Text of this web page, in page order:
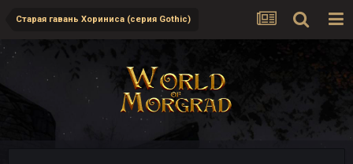
Старая гавань Хориниса (серия Gothic)